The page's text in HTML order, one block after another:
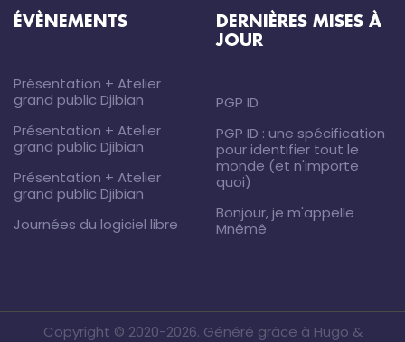
ÉVÈNEMENTS
Présentation + Atelier
grand public Djibian
Présentation + Atelier
grand public Djibian
Présentation + Atelier
grand public Djibian
Journées du logiciel libre
DERNIÈRES MISES À
JOUR
PGP ID
PGP ID : une spécification
pour identifier tout le
monde (et n'importe
quoi)
Bonjour, je m'appelle
Mnêmê
Copyright © 2020-2026. Généré grâce à Hugo &